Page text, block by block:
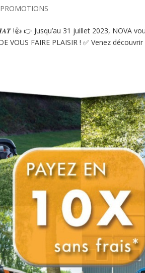
PROMOTIONS
👉 Jusqu’au 31 juillet 2023, NOVA
VOUS FAIRE PLAISIR ! ✅ Venez